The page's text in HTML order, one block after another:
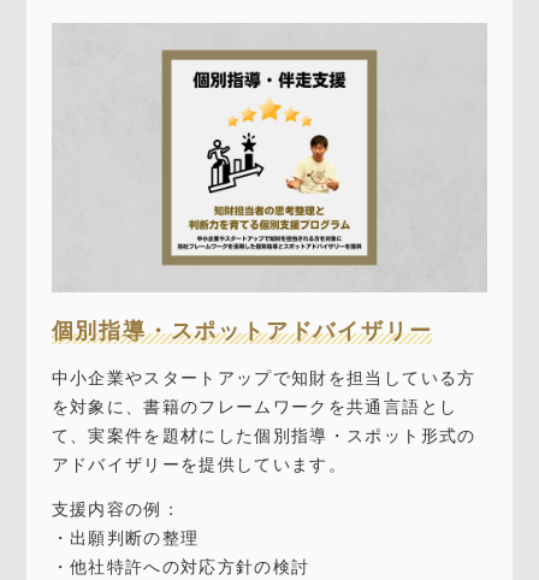
個別指導・スポットアドバイザリー
中小企業やスタートアップで知財を担当している方
を対象に、書籍のフレームワークを共通言語とし
て、実案件を題材にした個別指導・スポット形式の
アドバイザリーを提供しています。
支援内容の例：
・出願判断の整理
・他社特許への対応方針の検討